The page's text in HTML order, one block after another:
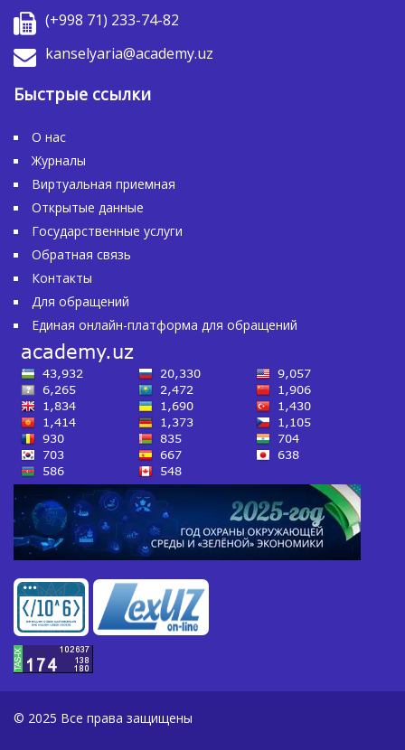
(+998 71) 233-74-82
kanselyaria@academy.uz
Быстрые ссылки
О нас
Журналы
Виртуальная приемная
Открытые данные
Государственные услуги
Обратная связь
Контакты
Для обращений
Единая онлайн-платформа для обращений
© 2025 Все права защищены